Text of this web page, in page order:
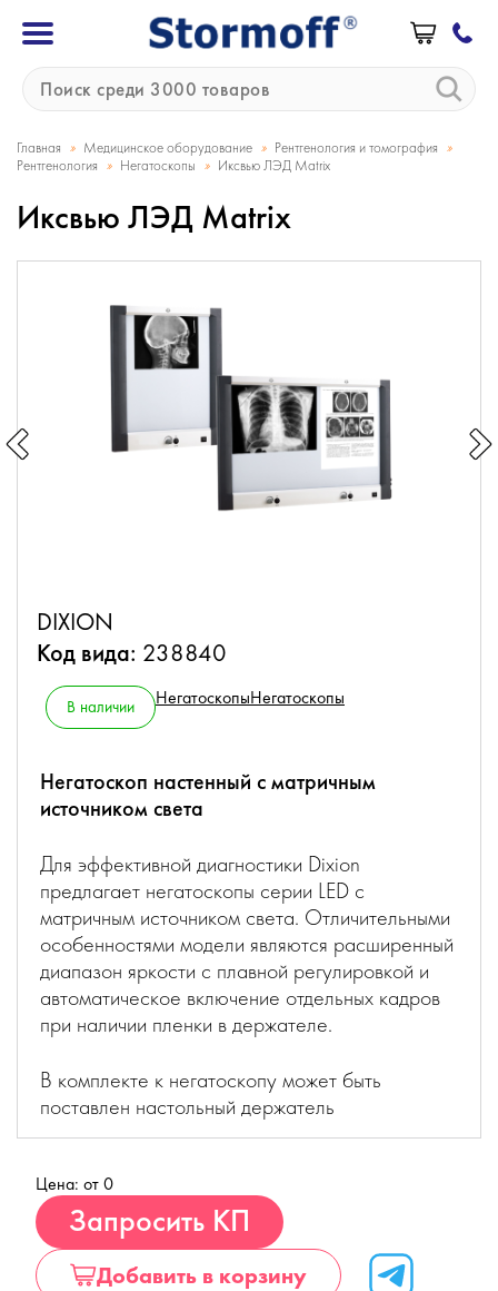
Главная » Медицинское оборудование » Рентгенология и томография »
Рентгенология » Негатоскопы » Иксвью ЛЭД Matrix
Иксвью ЛЭД Matrix
DIXION
Код вида: 238840
В наличии НегатоскопыНегатоскопы
Негатоскоп настенный с матричным
источником света
Для эффективной диагностики Dixion
предлагает негатоскопы серии LED с
матричным источником света. Отличительными
особенностями модели являются расширенный
диапазон яркости с плавной регулировкой и
автоматическое включение отдельных кадров
при наличии пленки в держателе.
В комплекте к негатоскопу может быть
поставлен настольный держатель
Цена: от 0
Запросить КП
Добавить в корзину